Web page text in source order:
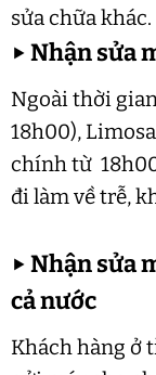
sửa chữa khác.
▶Nhận sửa
Ngoài thời
18h00),
chính từ
đi làm về trễ,
▶Nhận sửa
cả nước
Khách hàng ở